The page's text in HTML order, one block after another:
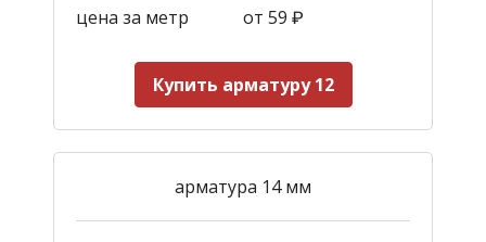
цена за метр
от 59 ₽
Купить арматуру 12
арматура 14 мм